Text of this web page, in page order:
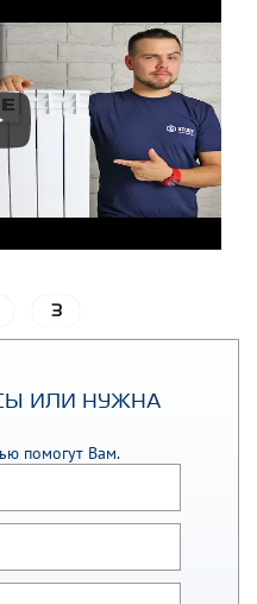
3
ИЛИ НУЖНА
помогут Вам.